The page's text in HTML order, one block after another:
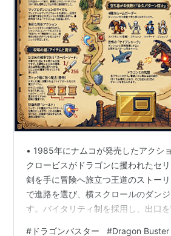
である竜のみが生息するステージ
とに竜の急所は違う)、竜を倒すこ
リアとなり、囚われていた姫が救
ージをクリアすると、バイタリテ
（最終ステージクリアの際は、残
応じて得点が加算される）
また、ステージ中のザコ敵や小ボ
ティを回復させるポーション・毒(
るので取ってはいけない)・中ボス
扉を開ける鍵・あるいはバイタリ
ーション・飛び道具として使えるフ
トックがある場合はボタン操作で
に発射できる)など、さまざまなア
とがある。
• 1985年にナムコが発売したアクシ
クロービスがドラゴンに攫われたセリ
剣を手に冒険へ旅立つ王道のストー
で進路を選び、横スクロールのダン
す。バイタリティ制を採用し、出口
# ドラゴンバスター #Dragon Buster